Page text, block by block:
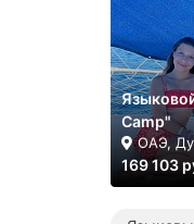
Camp"
ОАЭ,
169 103